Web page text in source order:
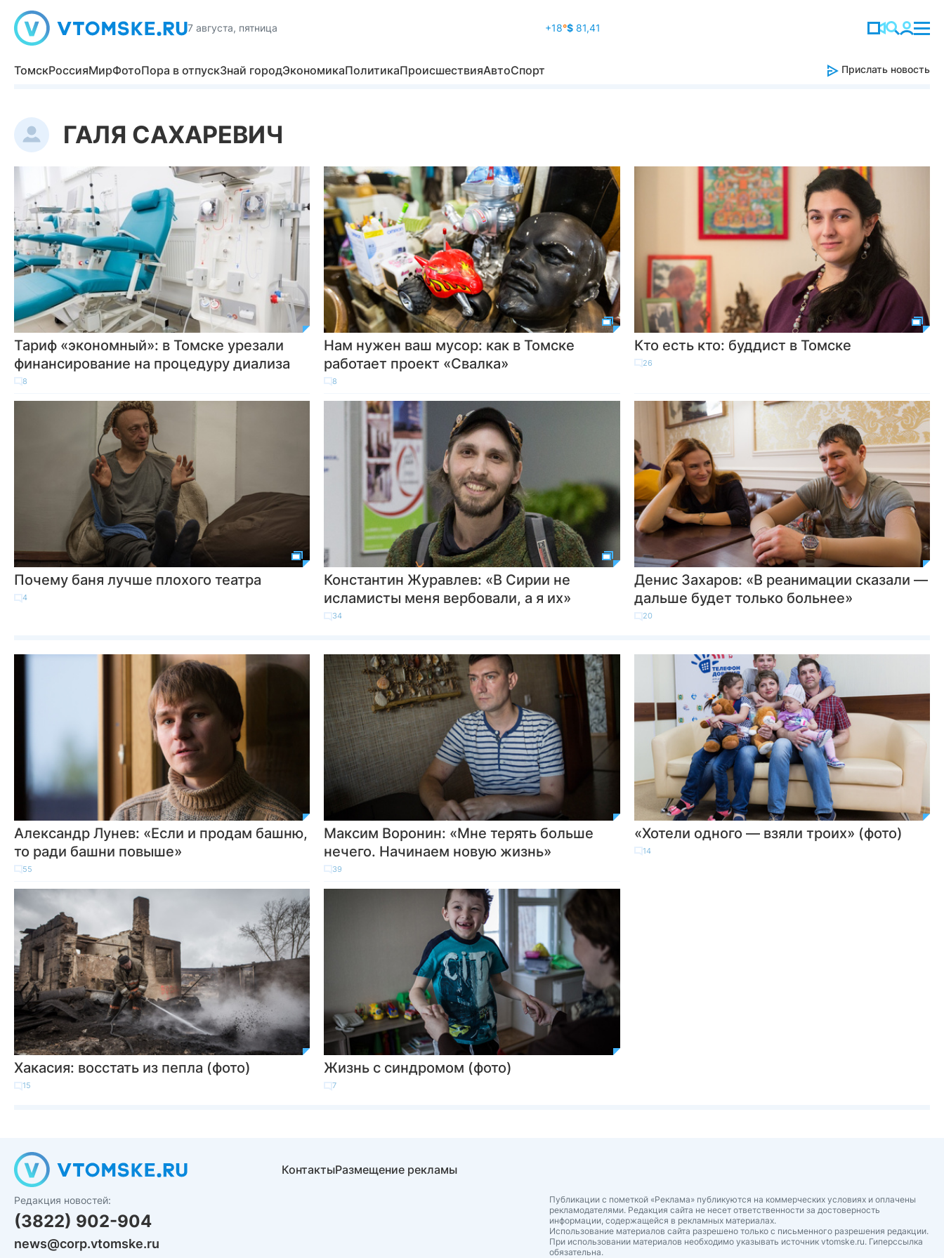
7 августа, пятница +18°$81,41
ТомскРоссияМирФотоПора в отпускЗнай городЭкономикаПолитикаПроисшествияАвтоСпорт Прислать новость
ГАЛЯ САХАРЕВИЧ
Тариф «экономный»: в Томске урезали
финансирование на процедуру диализа
8
Нам нужен ваш мусор: как в Томске
работает проект «Свалка»
8
Кто есть кто: буддист в Томске
26
Почему баня лучше плохого театра
4
Константин Журавлев: «В Сирии не
исламисты меня вербовали, а я их»
34
Денис Захаров: «В реанимации сказали —
дальше будет только больнее»
20
Александр Лунев: «Если и продам башню,
то ради башни повыше»
55
Максим Воронин: «Мне терять больше
нечего. Начинаем новую жизнь»
39
«Хотели одного — взяли троих» (фото)
14
Хакасия: восстать из пепла (фото)
15
Жизнь с синдромом (фото)
7
Редакция новостей:
(3822) 902-904
news@corp.vtomske.ru
КонтактыРазмещение рекламы
Публикации с пометкой «Реклама» публикуются на коммерческих условиях и оплачены
рекламодателями. Редакция сайта не несет ответственности за достоверность
информации, содержащейся в рекламных материалах.
Использование материалов сайта разрешено только с письменного разрешения редакции.
При использовании материалов необходимо указывать источник vtomske.ru. Гиперссылка
обязательна.